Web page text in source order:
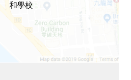
和學校